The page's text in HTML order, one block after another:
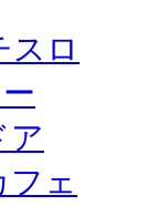
スロ
ア
ェ